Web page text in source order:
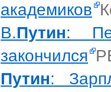
академиков
В.Путин:
закончился
Путин: